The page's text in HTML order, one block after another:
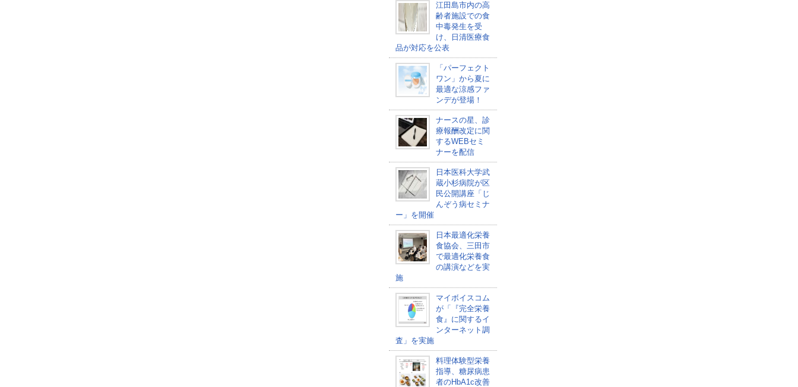
江田島市内の高
齢者施設での食
中毒発生を受
け、日清医療食
品が対応を公表
「パーフェクト
ワン」から夏に
最適な涼感ファ
ンデが登場！
ナースの星、診
療報酬改定に関
するWEBセミ
ナーを配信
日本医科大学武
蔵小杉病院が区
民公開講座「じ
んぞう病セミナ
ー」を開催
日本最適化栄養
食協会、三田市
で最適化栄養食
の講演などを実
施
マイボイスコム
が「『完全栄養
食』に関するイ
ンターネット調
査」を実施
料理体験型栄養
指導、糖尿病患
者のHbA1c改善